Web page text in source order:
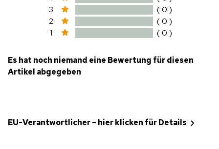
3
( 0 )
2
( 0 )
1
( 0 )
Es hat noch niemand eine Bewertung für diesen
Artikel abgegeben
EU-Verantwortlicher – hier klicken für Details